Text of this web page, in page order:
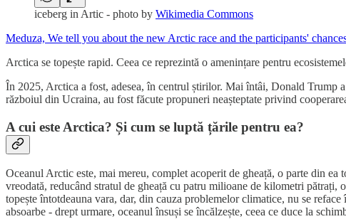
iceberg in Artic - photo by Wikimedia Commons
Meduza, We tell you about the new Arctic race and the participants'
Arctica se topește rapid. Ceea ce reprezintă o amenințare pentru
În 2025, Arctica a fost, adesea, în centrul știrilor. Mai întâi, Donald Trump
războiul din Ucraina, au fost făcute propuneri neașteptate privind
A cui este Arctica? Și cum se luptă țările pentru ea?
Oceanul Arctic este, mai mereu, complet acoperit de gheață, o parte din
vreodată, reducând stratul de gheață cu patru milioane de kilometri
topește întotdeauna vara, dar, din cauza problemelor climatice, nu se
absoarbe - drept urmare, oceanul însuși se încălzește, ceea ce duce la